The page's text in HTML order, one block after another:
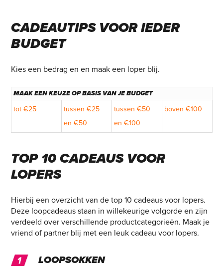
CADEAUTIPS VOOR IEDER
BUDGET
Kies een bedrag en en maak een loper blij.
MAAK EEN KEUZE OP BASIS VAN JE BUDGET
tot €25
tussen €25
en €50
tussen €50
en €100
boven €100
TOP 10 CADEAUS VOOR
LOPERS
Hierbij een overzicht van de top 10 cadeaus voor lopers.
Deze loopcadeaus staan in willekeurige volgorde en zijn
verdeeld over verschillende productcategorieën. Maak je
vriend of partner blij met een leuk cadeau voor lopers.
LOOPSOKKEN